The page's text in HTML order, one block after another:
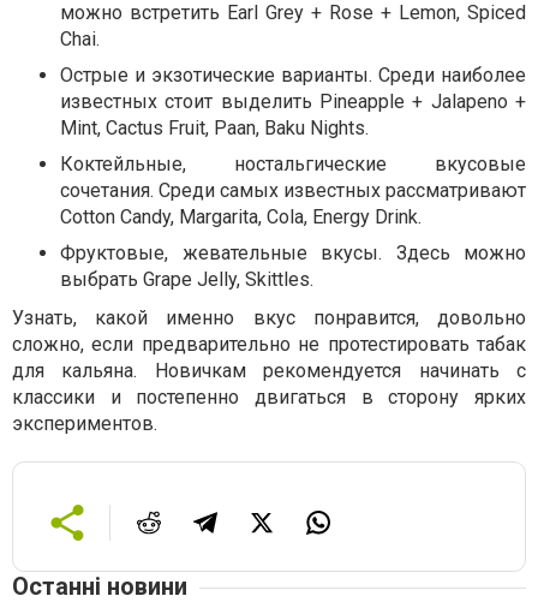
можно встретить Earl Grey + Rose + Lemon, Spiced
Chai.
Острые и экзотические варианты. Среди наиболее
известных стоит выделить Pineapple + Jalapeno +
Mint, Cactus Fruit, Paan, Baku Nights.
Коктейльные, ностальгические вкусовые
сочетания. Среди самых известных рассматривают
Cotton Candy, Margarita, Cola, Energy Drink.
Фруктовые, жевательные вкусы. Здесь можно
выбрать Grape Jelly, Skittles.
Узнать, какой именно вкус понравится, довольно
сложно, если предварительно не протестировать табак
для кальяна. Новичкам рекомендуется начинать с
классики и постепенно двигаться в сторону ярких
экспериментов.
Останні новини